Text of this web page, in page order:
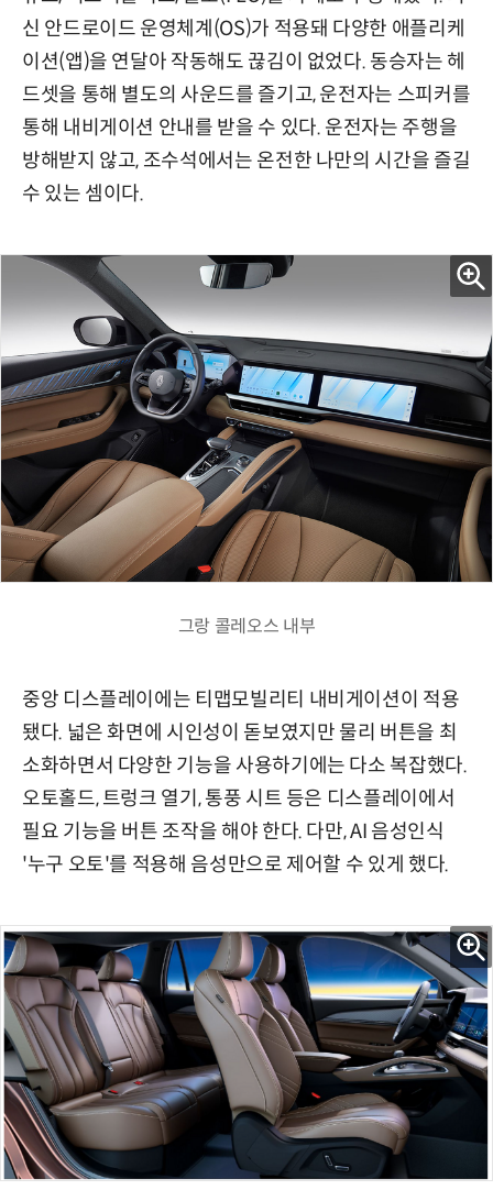
신 안드로이드 운영체계(OS)가 적용돼 다양한 애플리케
이션(앱)을 연달아 작동해도 끊김이 없었다. 동승자는 헤
드셋을 통해 별도의 사운드를 즐기고, 운전자는 스피커를
통해 내비게이션 안내를 받을 수 있다. 운전자는 주행을
방해받지 않고, 조수석에서는 온전한 나만의 시간을 즐길
수 있는 셈이다.
그랑 콜레오스 내부
중앙 디스플레이에는 티맵모빌리티 내비게이션이 적용
됐다. 넓은 화면에 시인성이 돋보였지만 물리 버튼을 최
소화하면서 다양한 기능을 사용하기에는 다소 복잡했다.
오토홀드, 트렁크 열기, 통풍 시트 등은 디스플레이에서
필요 기능을 버튼 조작을 해야 한다. 다만, AI 음성인식
'누구 오토'를 적용해 음성만으로 제어할 수 있게 했다.